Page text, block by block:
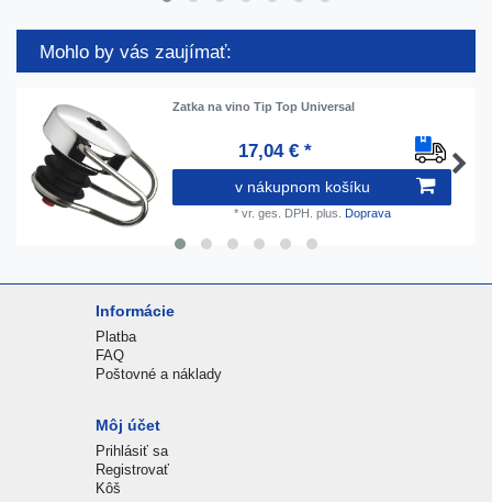
Mohlo by vás zaujímať:
Zatka na vino Tip Top Universal
17,04 € *
v nákupnom košíku
* vr. ges. DPH. plus. Doprava
Informácie
Platba
FAQ
Poštovné a náklady
Môj účet
Prihlásiť sa
Registrovať
Kôš